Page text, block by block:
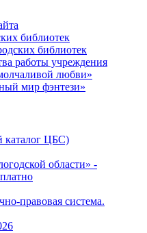
библиотек
библиотек
работы учреждения
любви»
мир фэнтези»
каталог ЦБС)
области» -
правовая система.